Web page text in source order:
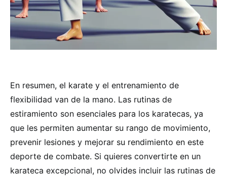
En resumen, el karate y el entrenamiento de
flexibilidad van de la mano. Las rutinas de
estiramiento son esenciales para los karatecas, ya
que les permiten aumentar su rango de movimiento,
prevenir lesiones y mejorar su rendimiento en este
deporte de combate. Si quieres convertirte en un
karateca excepcional, no olvides incluir las rutinas de